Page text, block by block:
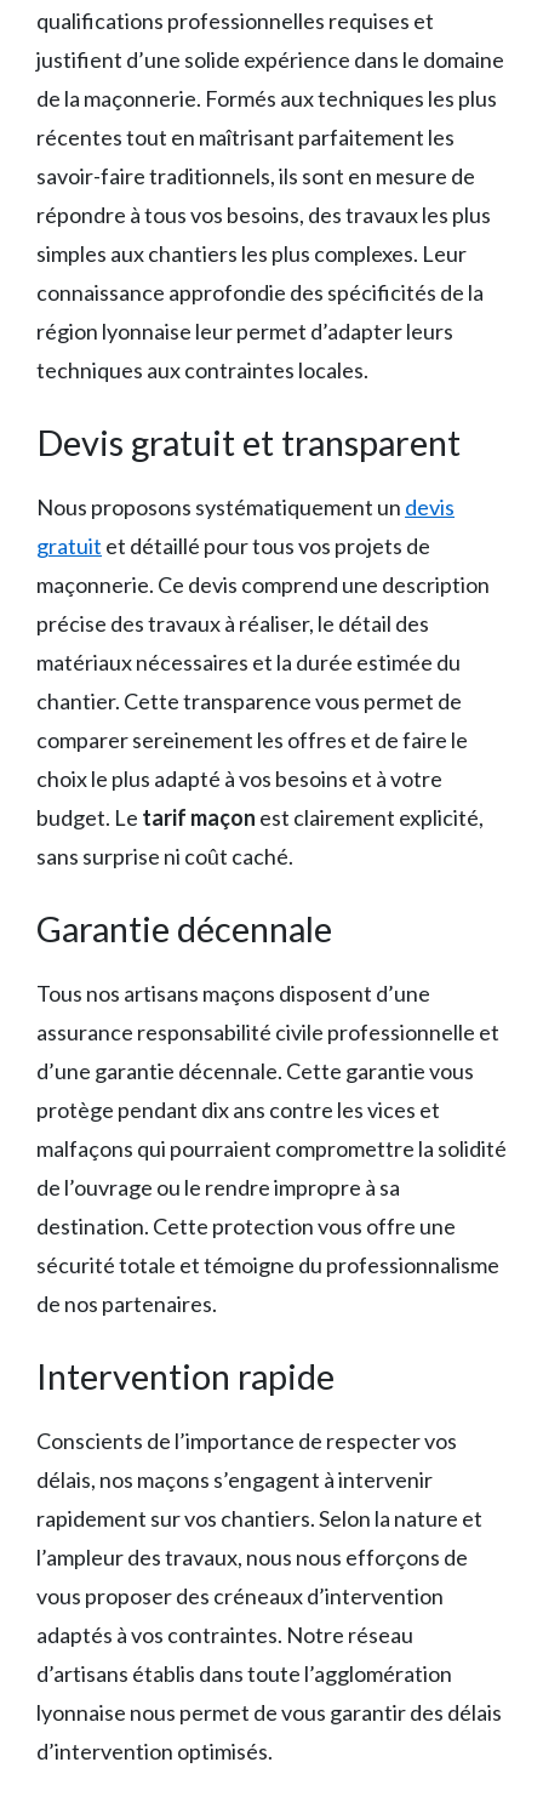
qualifications professionnelles requises et
justifient d’une solide expérience dans le domaine
de la maçonnerie. Formés aux techniques les plus
récentes tout en maîtrisant parfaitement les
savoir-faire traditionnels, ils sont en mesure de
répondre à tous vos besoins, des travaux les plus
simples aux chantiers les plus complexes. Leur
connaissance approfondie des spécificités de la
région lyonnaise leur permet d’adapter leurs
techniques aux contraintes locales.
Devis gratuit et transparent
Nous proposons systématiquement un devis
gratuit et détaillé pour tous vos projets de
maçonnerie. Ce devis comprend une description
précise des travaux à réaliser, le détail des
matériaux nécessaires et la durée estimée du
chantier. Cette transparence vous permet de
comparer sereinement les offres et de faire le
choix le plus adapté à vos besoins et à votre
budget. Le tarif maçon est clairement explicité,
sans surprise ni coût caché.
Garantie décennale
Tous nos artisans maçons disposent d’une
assurance responsabilité civile professionnelle et
d’une garantie décennale. Cette garantie vous
protège pendant dix ans contre les vices et
malfaçons qui pourraient compromettre la solidité
de l’ouvrage ou le rendre impropre à sa
destination. Cette protection vous offre une
sécurité totale et témoigne du professionnalisme
de nos partenaires.
Intervention rapide
Conscients de l’importance de respecter vos
délais, nos maçons s’engagent à intervenir
rapidement sur vos chantiers. Selon la nature et
l’ampleur des travaux, nous nous efforçons de
vous proposer des créneaux d’intervention
adaptés à vos contraintes. Notre réseau
d’artisans établis dans toute l’agglomération
lyonnaise nous permet de vous garantir des délais
d’intervention optimisés.